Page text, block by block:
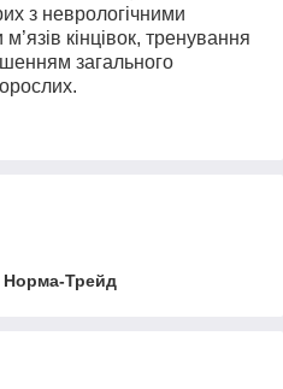
з неврологічними
кінцівок, тренування
загального
Норма-Трейд